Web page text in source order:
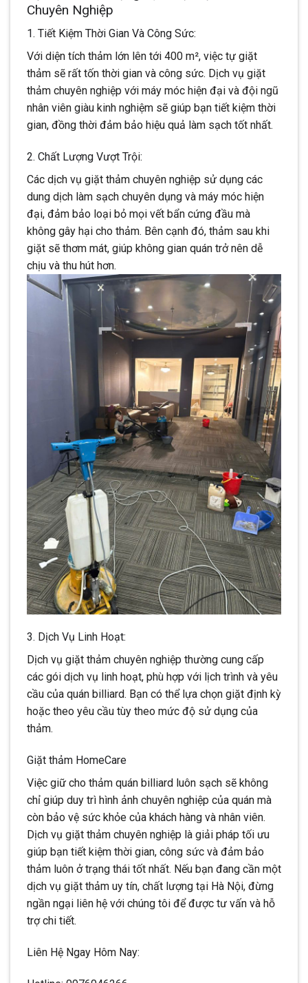
Chuyên Nghiệp
1. Tiết Kiệm Thời Gian Và Công Sức:
Với diện tích thảm lớn lên tới 400 m², việc tự giặt
thảm sẽ rất tốn thời gian và công sức. Dịch vụ giặt
thảm chuyên nghiệp với máy móc hiện đại và đội ngũ
nhân viên giàu kinh nghiệm sẽ giúp bạn tiết kiệm thời
gian, đồng thời đảm bảo hiệu quả làm sạch tốt nhất.
2. Chất Lượng Vượt Trội:
Các dịch vụ giặt thảm chuyên nghiệp sử dụng các
dung dịch làm sạch chuyên dụng và máy móc hiện
đại, đảm bảo loại bỏ mọi vết bẩn cứng đầu mà
không gây hại cho thảm. Bên cạnh đó, thảm sau khi
giặt sẽ thơm mát, giúp không gian quán trở nên dễ
chịu và thu hút hơn.
3. Dịch Vụ Linh Hoạt:
Dịch vụ giặt thảm chuyên nghiệp thường cung cấp
các gói dịch vụ linh hoạt, phù hợp với lịch trình và yêu
cầu của quán billiard. Bạn có thể lựa chọn giặt định kỳ
hoặc theo yêu cầu tùy theo mức độ sử dụng của
thảm.
Giặt thảm HomeCare
Việc giữ cho thảm quán billiard luôn sạch sẽ không
chỉ giúp duy trì hình ảnh chuyên nghiệp của quán mà
còn bảo vệ sức khỏe của khách hàng và nhân viên.
Dịch vụ giặt thảm chuyên nghiệp là giải pháp tối ưu
giúp bạn tiết kiệm thời gian, công sức và đảm bảo
thảm luôn ở trạng thái tốt nhất. Nếu bạn đang cần một
dịch vụ giặt thảm uy tín, chất lượng tại Hà Nội, đừng
ngần ngại liên hệ với chúng tôi để được tư vấn và hỗ
trợ chi tiết.
Liên Hệ Ngay Hôm Nay: